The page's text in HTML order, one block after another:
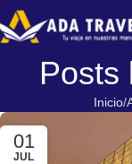
Posts
Inicio
01
JUL